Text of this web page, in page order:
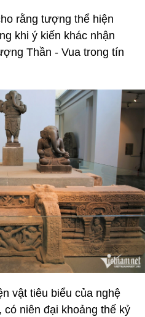
rằng tượng thể hiện
khi ý kiến khác nhận
Thần - Vua trong tín
vật tiêu biểu của nghệ
niên đại khoảng thế kỷ